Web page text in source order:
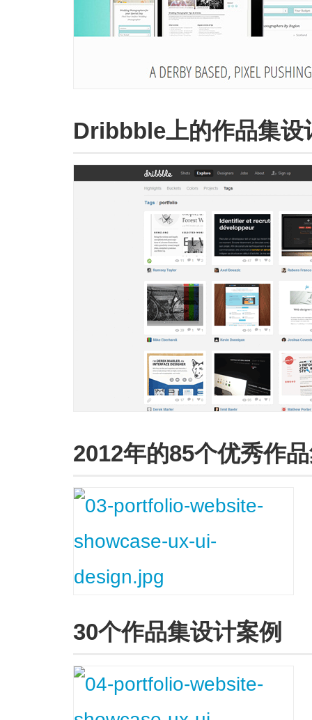
Dribbble上的作品集设
2012年的85个优秀作
30个作品集设计案例